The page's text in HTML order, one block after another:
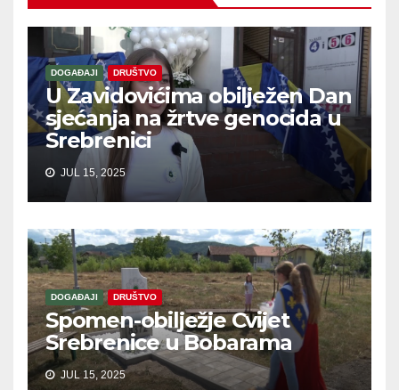
DOGAĐAJI DRUŠTVO
U Zavidovićima obilježen Dan
sjećanja na žrtve genocida u
Srebrenici
JUL 15, 2025
DOGAĐAJI DRUŠTVO
Spomen-obilježje Cvijet
Srebrenice u Bobarama
JUL 15, 2025